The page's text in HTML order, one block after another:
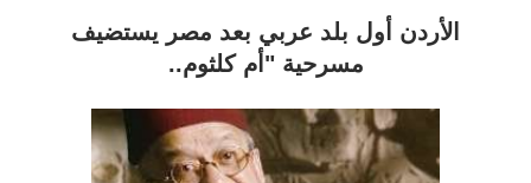
الأردن أول بلد عربي بعد مصر يستضيف
مسرحية "أم كلثوم..